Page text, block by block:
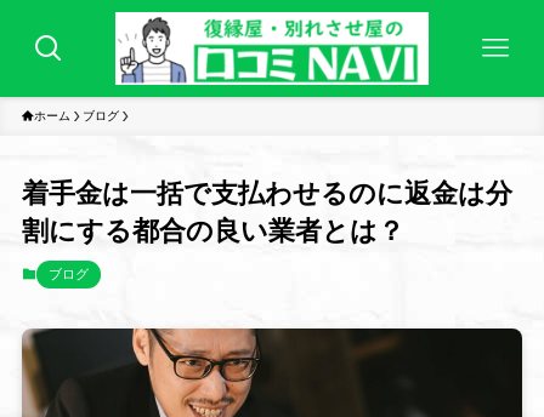
ホーム ブログ
着手金は一括で支払わせるのに返金は分
割にする都合の良い業者とは？
ブログ